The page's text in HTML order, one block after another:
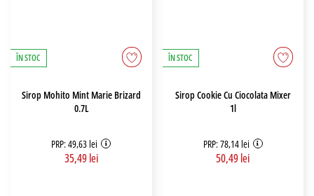
ÎN STOC
Sirop Mohito Mint Marie Brizard
0.7L
PRP: 49,63 lei
35,49 lei
ÎN STOC
Sirop Cookie Cu Ciocolata Mixer
1l
PRP: 78,14 lei
50,49 lei